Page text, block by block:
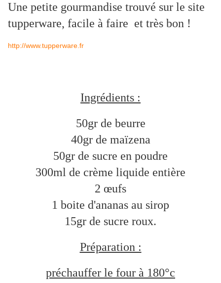
Une petite gourmandise trouvé sur le site
tupperware, facile à faire et très bon !
http://www.tupperware.fr
Ingrédients :
50gr de beurre
40gr de maïzena
50gr de sucre en poudre
300ml de crème liquide entière
2 œufs
1 boite d'ananas au sirop
15gr de sucre roux.
Préparation :
préchauffer le four à 180°c